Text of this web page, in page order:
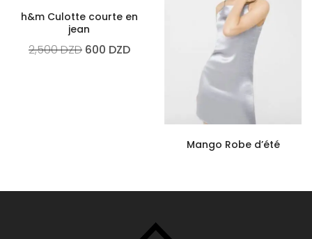
h&m Culotte courte en
jean
2,500DZD 600 DZD
Mango Robe d’été